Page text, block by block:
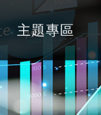
主題專區